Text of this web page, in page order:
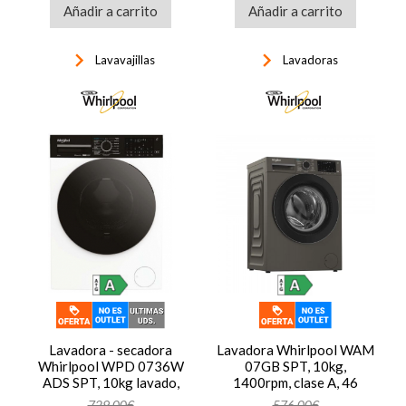
Añadir a carrito
keyboard_arrow_right Lavavajillas
blanco y negro
Añadir a carrito
keyboard_arrow_right Lavadoras
Lavadora - secadora
Whirlpool WPD 0736W
ADS SPT, 10kg lavado,
7kg secado,
Lavadora Whirlpool WAM
07GB SPT, 10kg,
1400rpm, clase A, 46
kWh/100 ciclos, 75dB,